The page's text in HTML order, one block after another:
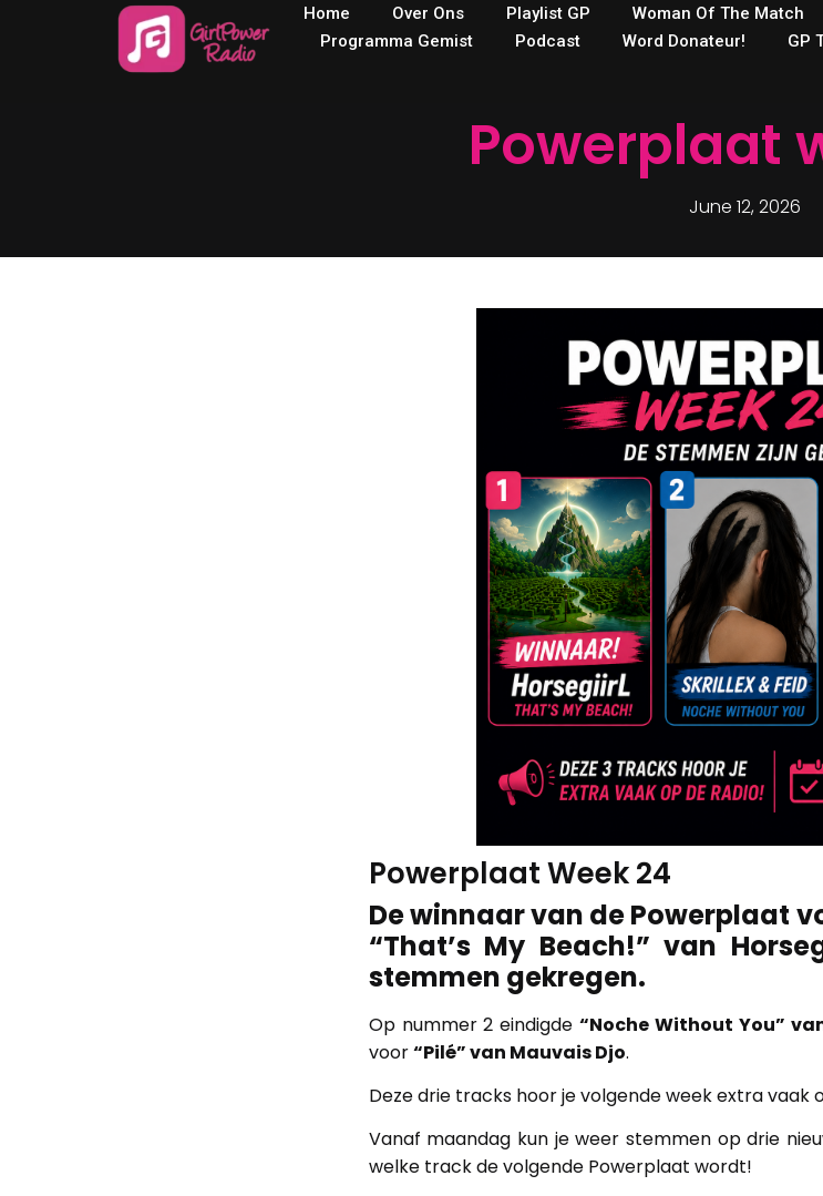
Home Over Ons Playlist GP Woman Of The Match
Programma Gemist
Podcast Word Donateur! GP
Powerplaat
June 12, 2026
Powerplaat Week 24
De winnaar van de Powerplaat
“That’s My Beach!” van
stemmen gekregen.
Op nummer 2 eindigde“Noche Without You”
voor“Pilé” van Mauvais Djo.
Deze drie tracks hoor je volgende week extra vaak
Vanaf maandag kun je weer stemmen op drie
welke track de volgende Powerplaat wordt!